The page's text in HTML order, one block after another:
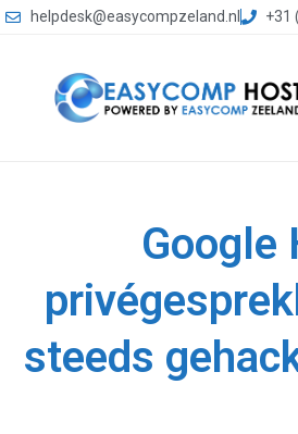
helpdesk@easycompzeland.nl +31
Google
steeds